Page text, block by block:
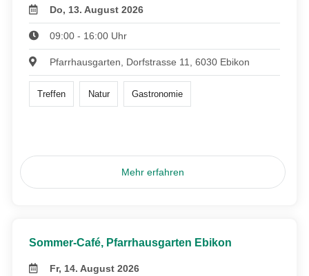
Do, 13. August 2026
09:00 - 16:00 Uhr
Pfarrhausgarten, Dorfstrasse 11, 6030 Ebikon
Treffen Natur Gastronomie
Mehr erfahren
Sommer-Café, Pfarrhausgarten Ebikon
Fr, 14. August 2026